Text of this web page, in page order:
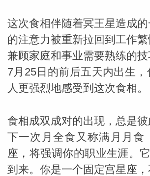
这次食相伴随着冥王星造成
的注意力被重新拉回到工作繁
兼顾家庭和事业需要熟练的
7月25日的前后五天内出生
人更强烈地感受到这次食相。
食相成双成对的出现，总是彼
下一次月全食又称满月月食
座，将强调你的职业生涯。
到来。你是一个固定宫星座